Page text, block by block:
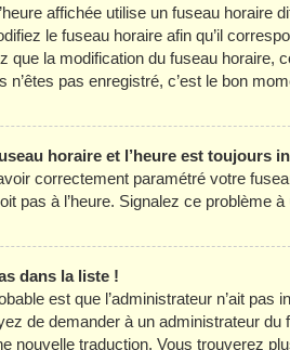
affichée utilise un fuseau
le fuseau horaire afin qu’il
que la modification du fuseau horaire,
n’êtes pas enregistré, c’est le bon
horaire et l’heure est toujours
correctement paramétré votre
pas à l’heure. Signalez ce problème
dans la liste !
est que l’administrateur n’ait
de demander à un administrateur du
nouvelle traduction. Vous trouverez